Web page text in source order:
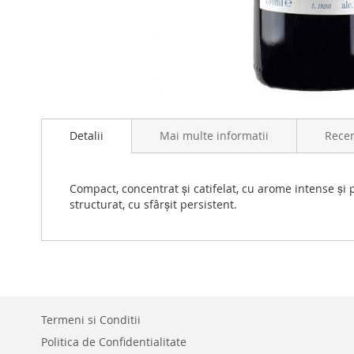
to
images
Detalii
Compact, concentrat și catifelat, cu arome intense
structurat, cu sfârșit persistent.
Mai multe informatii
Termeni si Conditii
Politica de Confidentialitate